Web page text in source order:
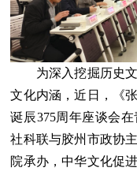
为深入挖掘历史文
文化内涵，近日，《
诞辰375周年座谈会
社科联与胶州市政协
院承办，中华文化促